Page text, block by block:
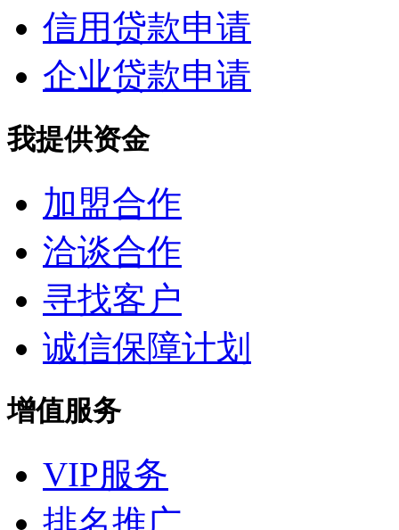
信用贷款申请
企业贷款申请
我提供资金
加盟合作
洽谈合作
寻找客户
诚信保障计划
增值服务
VIP服务